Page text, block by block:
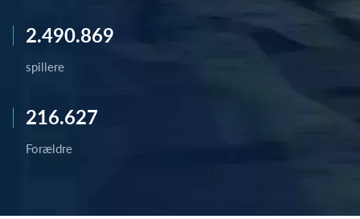
2.490.869
spillere
216.627
Forældre